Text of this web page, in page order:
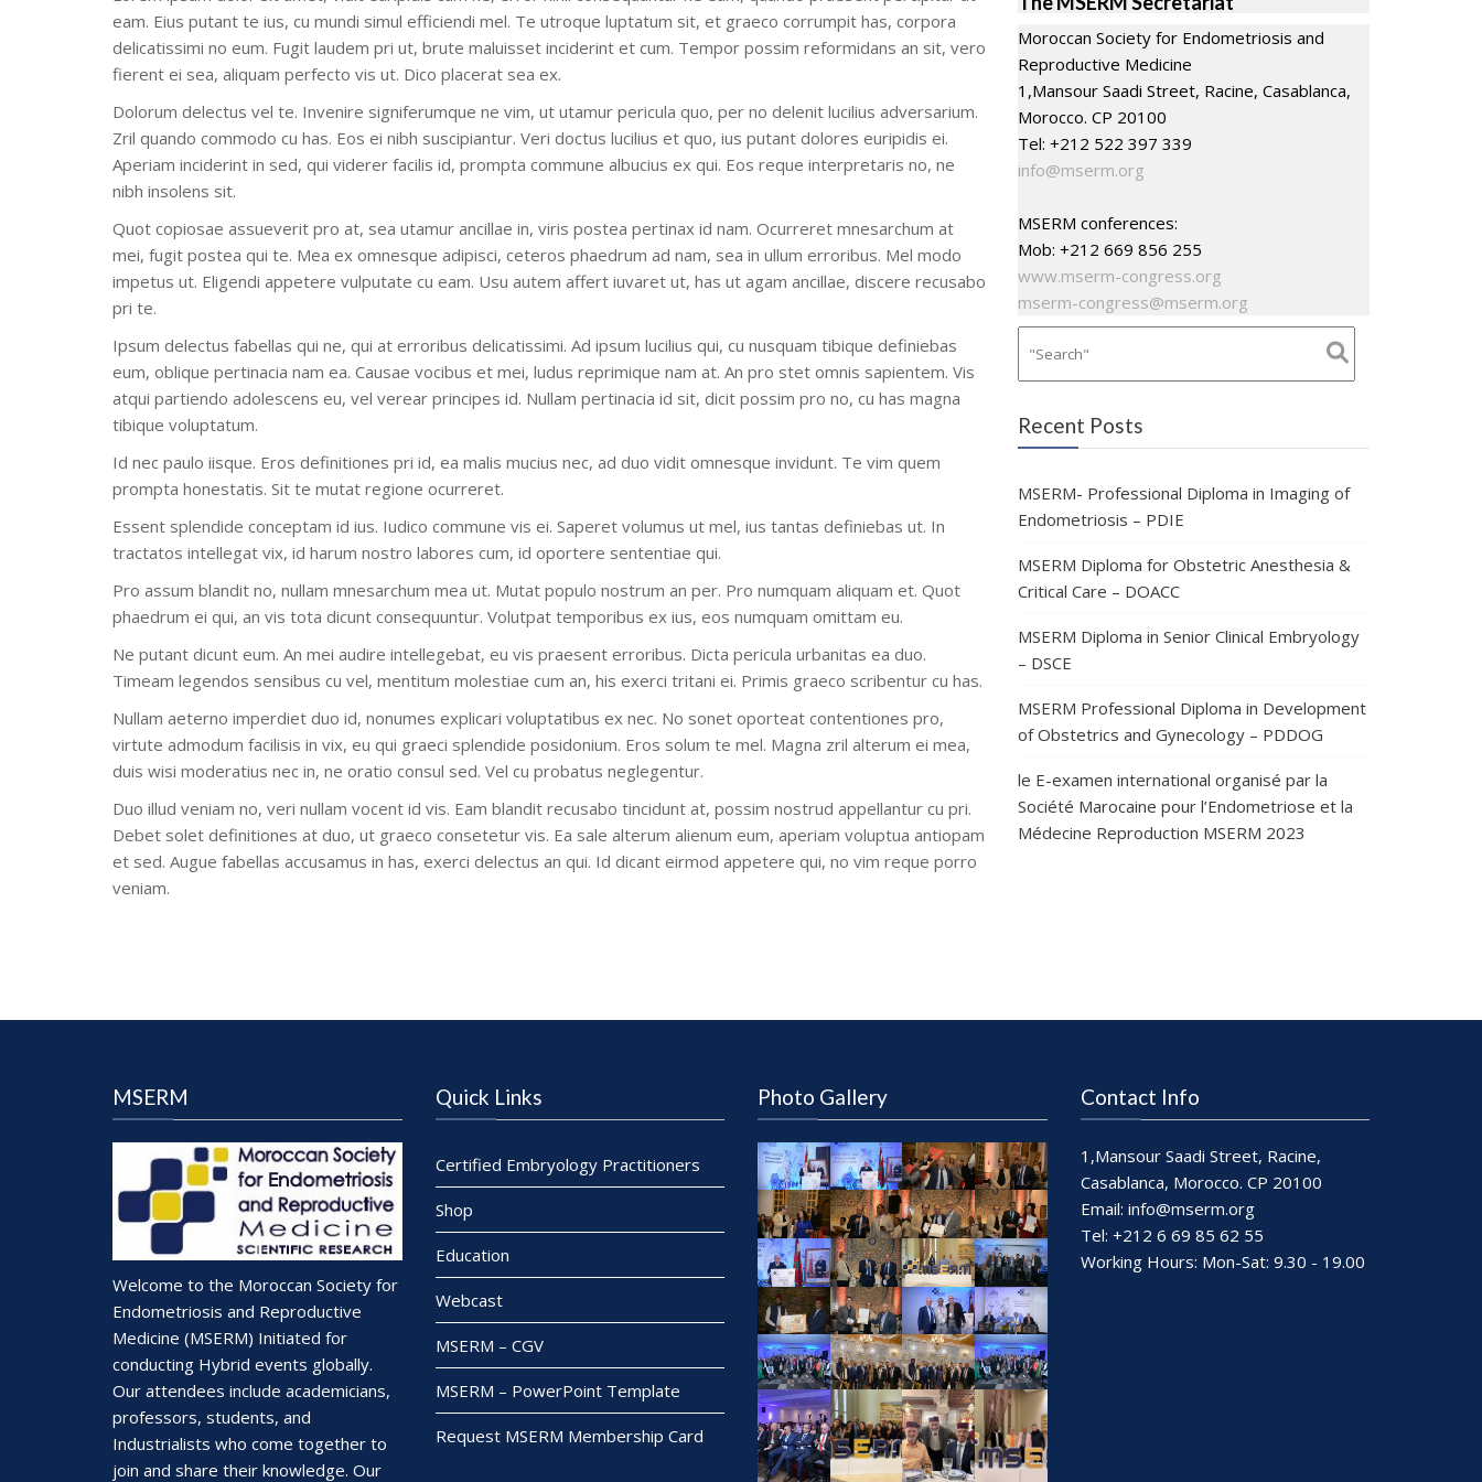
eam. Eius putant te ius, cu mundi simul efficiendi mel. Te utroque luptatum sit, et graeco corrumpit has, corpora
delicatissimi no eum. Fugit laudem pri ut, brute maluisset inciderint et cum. Tempor possim reformidans an sit, vero
fierent ei sea, aliquam perfecto vis ut. Dico placerat sea ex.
Dolorum delectus vel te. Invenire signiferumque ne vim, ut utamur pericula quo, per no delenit lucilius adversarium.
Zril quando commodo cu has. Eos ei nibh suscipiantur. Veri doctus lucilius et quo, ius putant dolores euripidis ei.
Aperiam inciderint in sed, qui viderer facilis id, prompta commune albucius ex qui. Eos reque interpretaris no, ne
nibh insolens sit.
Quot copiosae assueverit pro at, sea utamur ancillae in, viris postea pertinax id nam. Ocurreret mnesarchum at
mei, fugit postea qui te. Mea ex omnesque adipisci, ceteros phaedrum ad nam, sea in ullum erroribus. Mel modo
impetus ut. Eligendi appetere vulputate cu eam. Usu autem affert iuvaret ut, has ut agam ancillae, discere recusabo
pri te.
Ipsum delectus fabellas qui ne, qui at erroribus delicatissimi. Ad ipsum lucilius qui, cu nusquam tibique definiebas
eum, oblique pertinacia nam ea. Causae vocibus et mei, ludus reprimique nam at. An pro stet omnis sapientem. Vis
atqui partiendo adolescens eu, vel verear principes id. Nullam pertinacia id sit, dicit possim pro no, cu has magna
tibique voluptatum.
Id nec paulo iisque. Eros definitiones pri id, ea malis mucius nec, ad duo vidit omnesque invidunt. Te vim quem
prompta honestatis. Sit te mutat regione ocurreret.
Essent splendide conceptam id ius. Iudico commune vis ei. Saperet volumus ut mel, ius tantas definiebas ut. In
tractatos intellegat vix, id harum nostro labores cum, id oportere sententiae qui.
Pro assum blandit no, nullam mnesarchum mea ut. Mutat populo nostrum an per. Pro numquam aliquam et. Quot
phaedrum ei qui, an vis tota dicunt consequuntur. Volutpat temporibus ex ius, eos numquam omittam eu.
Ne putant dicunt eum. An mei audire intellegebat, eu vis praesent erroribus. Dicta pericula urbanitas ea duo.
Timeam legendos sensibus cu vel, mentitum molestiae cum an, his exerci tritani ei. Primis graeco scribentur cu has.
Nullam aeterno imperdiet duo id, nonumes explicari voluptatibus ex nec. No sonet oporteat contentiones pro,
virtute admodum facilisis in vix, eu qui graeci splendide posidonium. Eros solum te mel. Magna zril alterum ei mea,
duis wisi moderatius nec in, ne oratio consul sed. Vel cu probatus neglegentur.
Duo illud veniam no, veri nullam vocent id vis. Eam blandit recusabo tincidunt at, possim nostrud appellantur cu pri.
Debet solet definitiones at duo, ut graeco consetetur vis. Ea sale alterum alienum eum, aperiam voluptua antiopam
et sed. Augue fabellas accusamus in has, exerci delectus an qui. Id dicant eirmod appetere qui, no vim reque porro
veniam.
Moroccan Society for Endometriosis and
Reproductive Medicine
1,Mansour Saadi Street, Racine, Casablanca,
Morocco. CP 20100
Tel: +212 522 397 339
info@mserm.org
MSERM conferences:
Mob: +212 669 856 255
www.mserm-congress.org
mserm-congress@mserm.org
Recent Posts
MSERM- Professional Diploma in Imaging of
Endometriosis – PDIE
MSERM Diploma for Obstetric Anesthesia &
Critical Care – DOACC
MSERM Diploma in Senior Clinical Embryology
– DSCE
MSERM Professional Diploma in Development
of Obstetrics and Gynecology – PDDOG
le E-examen international organisé par la
Société Marocaine pour l’Endometriose et la
Médecine Reproduction MSERM 2023
MSERM
Welcome to the Moroccan Society for
Endometriosis and Reproductive
Medicine (MSERM) Initiated for
conducting Hybrid events globally.
Our attendees include academicians,
professors, students, and
Industrialists who come together to
join and share their knowledge. Our
Quick Links
Certified Embryology Practitioners
Shop
Education
Webcast
MSERM – CGV
MSERM – PowerPoint Template
Request MSERM Membership Card
Photo Gallery Contact Info
1,Mansour Saadi Street, Racine,
Casablanca, Morocco. CP 20100
Email: info@mserm.org
Tel: +212 6 69 85 62 55
Working Hours: Mon-Sat: 9.30 - 19.00